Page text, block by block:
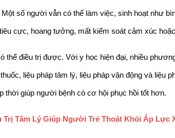
số người vẫn có thể làm việc, sinh hoạt như
cực, hoang tưởng, mất kiểm soát cảm xúc
thể điều trị được. Với y học hiện đại, nhiều
liệu pháp tâm lý, liệu pháp vận động và liệu
thời giúp người bệnh có cơ hội phục hồi tốt hơn.
Trị Tâm Lý Giúp Người Trẻ Thoát Khỏi Áp Lực